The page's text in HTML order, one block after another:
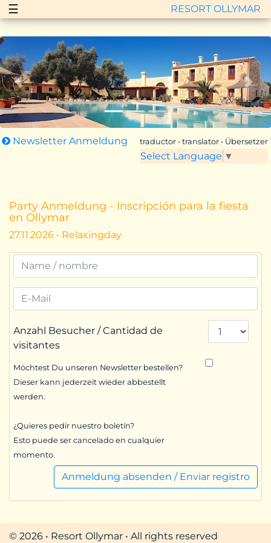
☰ RESORT OLLYMAR
Zurück Vor
Newsletter Anmeldung traductor • translator • Übersetzer
Select Language ▼
Party Anmeldung - Inscripción para la fiesta
en Ollymar
27.11.2026 • Relaxingday
Anzahl Besucher / Cantidad de
visitantes
Möchtest Du unseren Newsletter bestellen?
Dieser kann jederzeit wieder abbestellt
werden.
¿Quieres pedir nuestro boletín?
Esto puede ser cancelado en cualquier
momento.
Anmeldung absenden / Enviar registro
© 2026 • Resort Ollymar • All rights reserved